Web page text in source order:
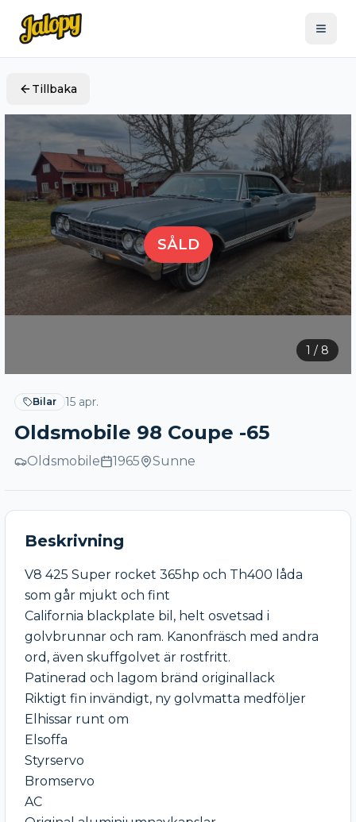
Tillbaka
SÅLD
1 / 8
Bilar 15 apr.
Oldsmobile 98 Coupe -65
Oldsmobile 1965 Sunne
Beskrivning
V8 425 Super rocket 365hp och Th400 låda
som går mjukt och fint
California blackplate bil, helt osvetsad i
golvbrunnar och ram. Kanonfräsch med andra
ord, även skuffgolvet är rostfritt.
Patinerad och lagom bränd originallack
Riktigt fin invändigt, ny golvmatta medföljer
Elhissar runt om
Elsoffa
Styrservo
Bromservo
AC